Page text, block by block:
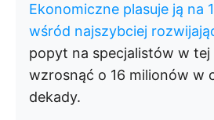
Ekonomiczne plasuje ją na
wśród najszybciej
popyt na specjalistów w tej
wzrosnąć o 16 milionów w
dekady.